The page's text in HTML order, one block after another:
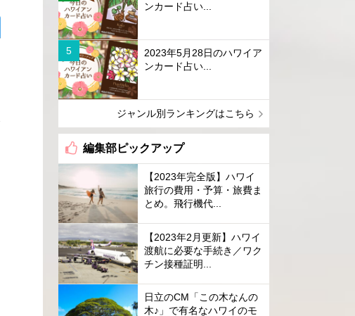
ンカード占い...
2023年5月28日のハワイア
ンカード占い...
ジャンル別ランキングはこちら
編集部ピックアップ
【2023年完全版】ハワイ
旅行の費用・予算・旅費ま
とめ。飛行機代...
【2023年2月更新】ハワイ
渡航に必要な手続き／ワク
チン接種証明...
日立のCM「この木なんの
木♪」で有名なハワイのモ